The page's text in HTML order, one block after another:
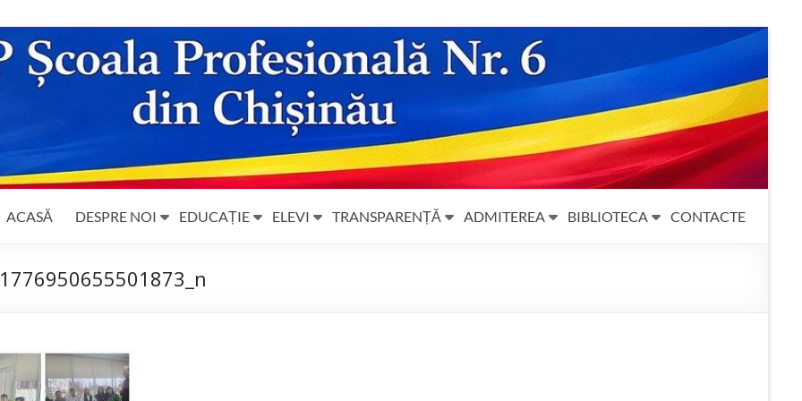
ACASĂ DESPRE NOI EDUCAȚIE ELEVI TRANSPARENȚĂ ADMITEREA BIBLIOTECA CONTACTE